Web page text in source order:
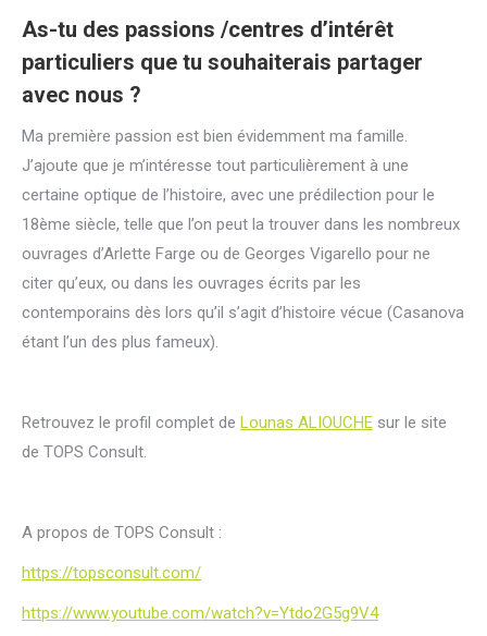
As-tu des passions /centres d’intérêt
particuliers que tu souhaiterais partager
avec nous ?
Ma première passion est bien évidemment ma famille.
J’ajoute que je m’intéresse tout particulièrement à une
certaine optique de l’histoire, avec une prédilection pour le
18ème siècle, telle que l’on peut la trouver dans les nombreux
ouvrages d’Arlette Farge ou de Georges Vigarello pour ne
citer qu’eux, ou dans les ouvrages écrits par les
contemporains dès lors qu’il s’agit d’histoire vécue (Casanova
étant l’un des plus fameux).
Retrouvez le profil complet de Lounas ALIOUCHE sur le site
de TOPS Consult.
A propos de TOPS Consult :
https://topsconsult.com/
https://www.youtube.com/watch?v=Ytdo2G5g9V4